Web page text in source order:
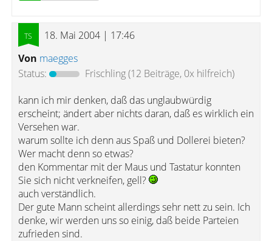
18. Mai 2004 | 17:46
Von maegges
Status:
Frischling(12 Beiträge, 0x hilfreich)
kann ich mir denken, daß das unglaubwürdig
erscheint; ändert aber nichts daran, daß es wirklich ein
Versehen war.
warum sollte ich denn aus Spaß und Dollerei bieten?
Wer macht denn so etwas?
den Kommentar mit der Maus und Tastatur konnten
Sie sich nicht verkneifen, gell?
auch verständlich.
Der gute Mann scheint allerdings sehr nett zu sein. Ich
denke, wir werden uns so einig, daß beide Parteien
zufrieden sind.